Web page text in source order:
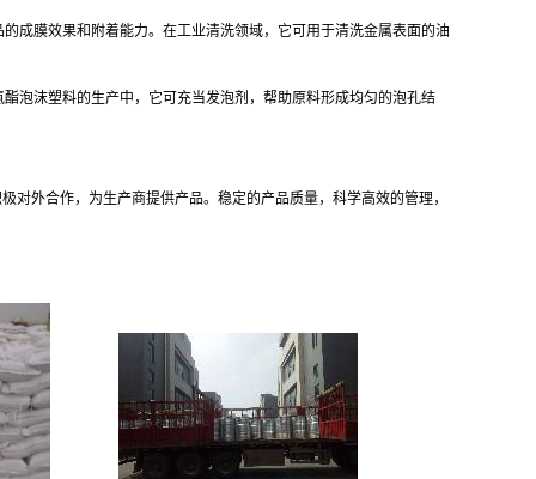
成膜效果和附着能力。在工业清洗领域，它可用于清洗金属表面的油
泡沫塑料的生产中，它可充当发泡剂，帮助原料形成均匀的泡孔结
外合作，为生产商提供产品。稳定的产品质量，科学高效的管理，